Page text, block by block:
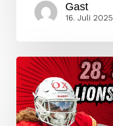
Gast
16. Juli 2025
Royals
vs.
Lions
–